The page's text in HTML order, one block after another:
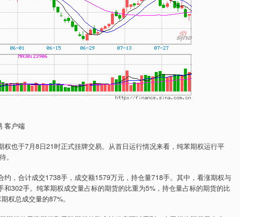
客户端
也于7月8日21时正式挂牌交易。从首日运行情况来看，纯苯期权运行平
。
，合计成交1738手，成交额1579万元，持仓量718手。其中，看涨期权与
302手。纯苯期权成交量占标的期货的比重为5%，持仓量占标的期货的比
权总成交量的87%。